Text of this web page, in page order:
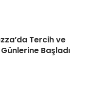
Tercih ve
Günlerine Başladı